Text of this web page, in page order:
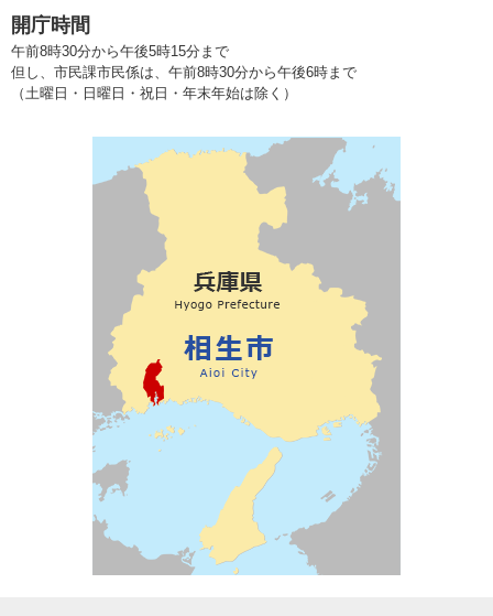
開庁時間
午前8時30分から午後5時15分まで
但し、市民課市民係は、午前8時30分から午後6時まで
（土曜日・日曜日・祝日・年末年始は除く）